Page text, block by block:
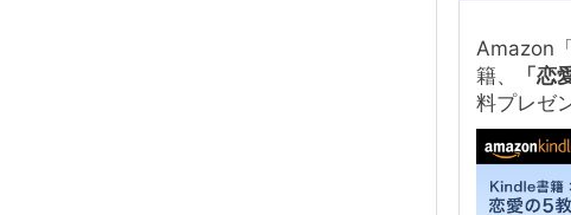
Amazon
籍、
「恋
料プレゼ